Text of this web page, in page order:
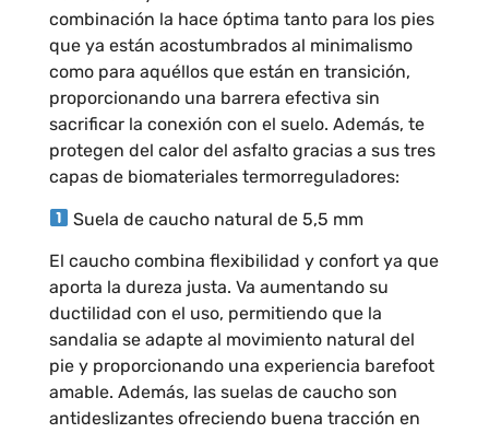
combinación la hace óptima tanto para los pies
que ya están acostumbrados al minimalismo
como para aquéllos que están en transición,
proporcionando una barrera efectiva sin
sacrificar la conexión con el suelo. Además, te
protegen del calor del asfalto gracias a sus tres
capas de biomateriales termorreguladores:
Suela de caucho natural de 5,5 mm
El caucho combina flexibilidad y confort ya que
aporta la dureza justa. Va aumentando su
ductilidad con el uso, permitiendo que la
sandalia se adapte al movimiento natural del
pie y proporcionando una experiencia barefoot
amable. Además, las suelas de caucho son
antideslizantes ofreciendo buena tracción en